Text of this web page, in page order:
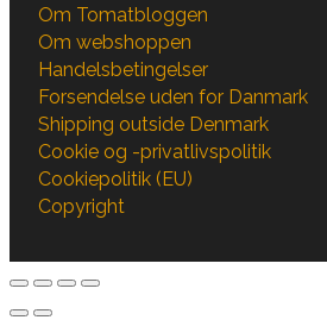
Om Tomatbloggen
Om webshoppen
Handelsbetingelser
Forsendelse uden for Danmark
Shipping outside Denmark
Cookie og -privatlivspolitik
Cookiepolitik (EU)
Copyright